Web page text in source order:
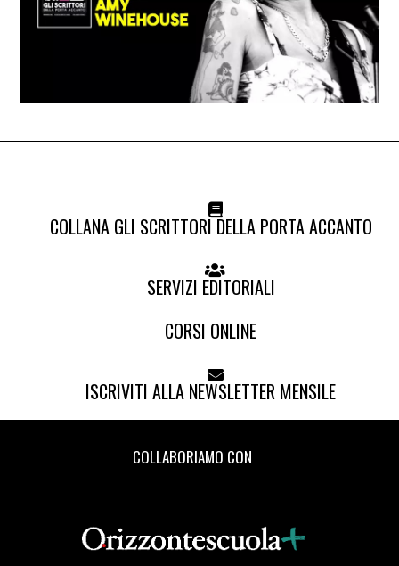
COLLANA GLI SCRITTORI DELLA PORTA ACCANTO
SERVIZI EDITORIALI
CORSI ONLINE
ISCRIVITI ALLA NEWSLETTER MENSILE
COLLABORIAMO CON